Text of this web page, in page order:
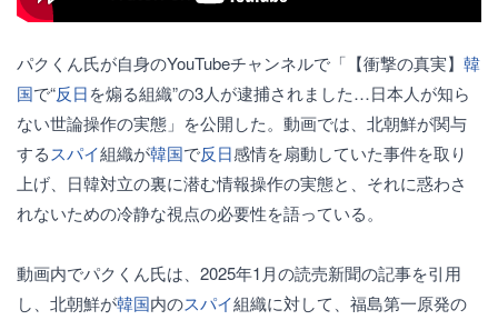
パクくん氏が自身のYouTubeチャンネルで「【衝撃の真実】 韓
国で“反日を煽る組織”の3人が逮捕されました…日本人が知ら
ない世論操作の実態」を公開した。動画では、北朝鮮が関与
するスパイ組織が韓国で反日感情を扇動していた事件を取り
上げ、日韓対立の裏に潜む情報操作の実態と、それに惑わさ
れないための冷静な視点の必要性を語っている。
動画内でパクくん氏は、2025年1月の読売新聞の記事を引用
し、北朝鮮が韓国内のスパイ組織に対して、福島第一原発の